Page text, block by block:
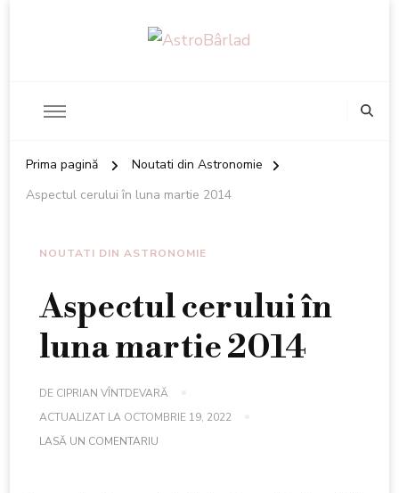
Prima pagină
Noutati din Astronomie
Aspectul cerului în luna martie 2014
NOUTATI DIN ASTRONOMIE
Aspectul cerului în
luna martie 2014
DE CIPRIAN VÎNTDEVARĂ
ACTUALIZAT LA OCTOMBRIE 19, 2022
LASĂ UN COMENTARIU